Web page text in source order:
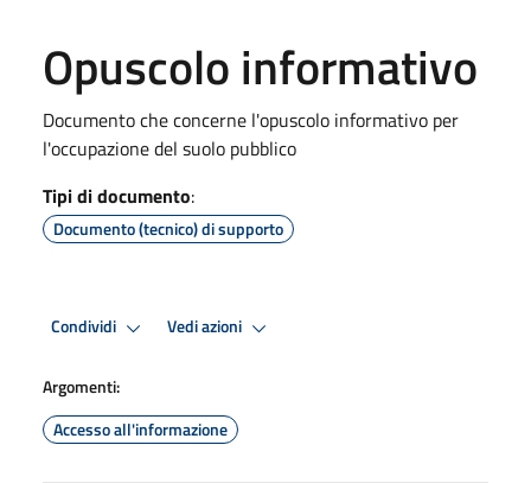
Opuscolo informativo
Documento che concerne l'opuscolo informativo per
l'occupazione del suolo pubblico
Tipi di documento:
Documento (tecnico) di supporto
Condividi Vedi azioni
Argomenti:
Accesso all'informazione